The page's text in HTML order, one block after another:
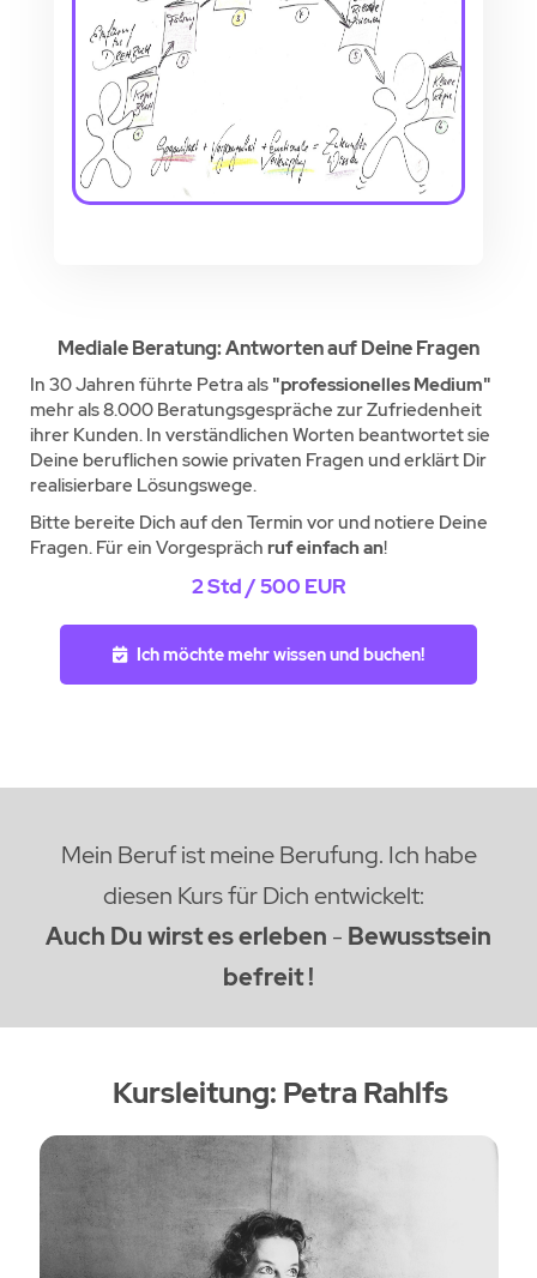
Mediale Beratung: Antworten auf Deine Fragen
In 30 Jahren führte Petra als "professionelles Medium"
mehr als 8.000 Beratungsgespräche zur Zufriedenheit
ihrer Kunden. In verständlichen Worten beantwortet sie
Deine beruflichen sowie privaten Fragen und erklärt Dir
realisierbare Lösungswege.
Bitte bereite Dich auf den Termin vor und notiere Deine
Fragen. Für ein Vorgespräch ruf einfach an!
2 Std / 500 EUR
Ich möchte mehr wissen und buchen!
Mein Beruf ist meine Berufung. Ich habe
diesen Kurs für Dich entwickelt:
Auch Du wirst es erleben - Bewusstsein
befreit !
Kursleitung: Petra Rahlfs